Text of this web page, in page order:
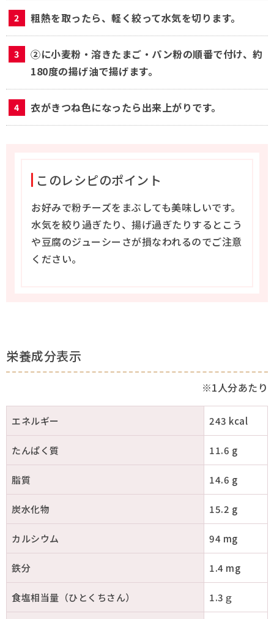
粗熱を取ったら、軽く絞って水気を切ります。
②に小麦粉・溶きたまご・パン粉の順番で付け、約
180度の揚げ油で揚げます。
衣がきつね色になったら出来上がりです。
このレシピのポイント
お好みで粉チーズをまぶしても美味しいです。
水気を絞り過ぎたり、揚げ過ぎたりするとこう
や豆腐のジューシーさが損なわれるのでご注意
ください。
栄養成分表示
※1人分あたり
エネルギー 243 kcal
たんぱく質 11.6 g
脂質 14.6 g
炭水化物 15.2 g
カルシウム 94 mg
鉄分 1.4 mg
食塩相当量（ひとくちさん） 1.3ｇ